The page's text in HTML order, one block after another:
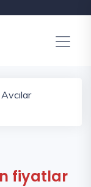
Avcılar
fiyatlar